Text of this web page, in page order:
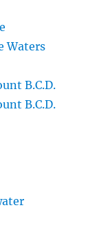
Waters
B.C.D.
B.C.D.